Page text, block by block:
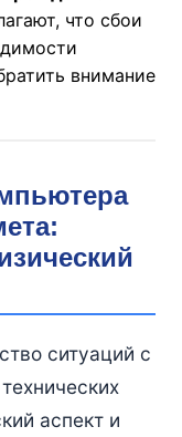
что сбои
внимание
ситуаций с
аспект и